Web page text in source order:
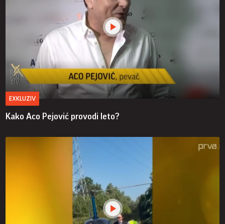
EXKLUZIV
Kako Aco Pejović provodi leto?